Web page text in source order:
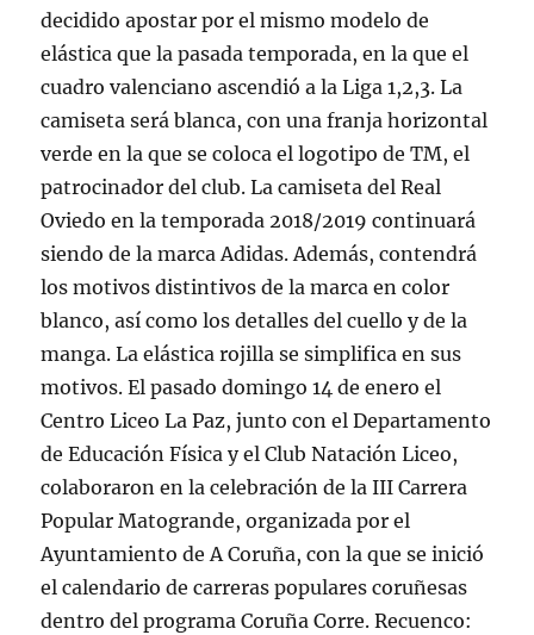
decidido apostar por el mismo modelo de
elástica que la pasada temporada, en la que el
cuadro valenciano ascendió a la Liga 1,2,3. La
camiseta será blanca, con una franja horizontal
verde en la que se coloca el logotipo de TM, el
patrocinador del club. La camiseta del Real
Oviedo en la temporada 2018/2019 continuará
siendo de la marca Adidas. Además, contendrá
los motivos distintivos de la marca en color
blanco, así como los detalles del cuello y de la
manga. La elástica rojilla se simplifica en sus
motivos. El pasado domingo 14 de enero el
Centro Liceo La Paz, junto con el Departamento
de Educación Física y el Club Natación Liceo,
colaboraron en la celebración de la III Carrera
Popular Matogrande, organizada por el
Ayuntamiento de A Coruña, con la que se inició
el calendario de carreras populares coruñesas
dentro del programa Coruña Corre. Recuenco: